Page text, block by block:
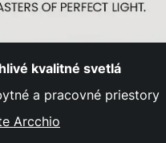
kvalitné svetlá
a pracovné priestory
Arcchio